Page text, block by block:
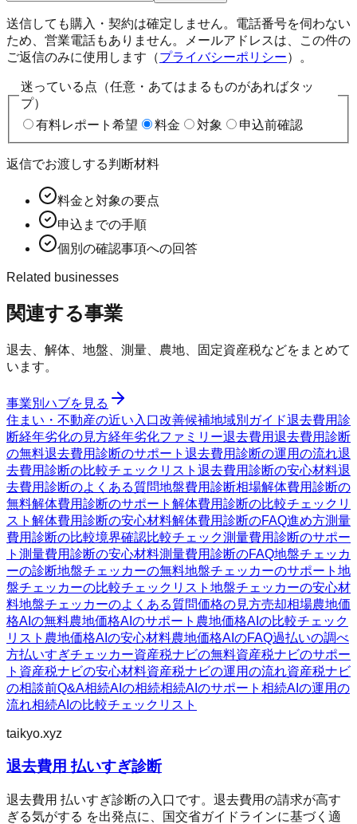
送信しても購入・契約は確定しません。電話番号を伺わない
ため、営業電話もありません。メールアドレスは、この件の
ご返信のみに使用します（プライバシーポリシー）。
迷っている点（任意・あてはまるものがあればタッ
プ）
有料レポート希望
料金 対象 申込前確認
返信でお渡しする判断材料
料金と対象の要点
申込までの手順
個別の確認事項への回答
Related businesses
関連する事業
退去、解体、地盤、測量、農地、固定資産税などをまとめて
います。
事業別ハブを見る
住まい・不動産の近い入口改善候補地域別ガイド退去費用診
断経年劣化の見方経年劣化ファミリー退去費用退去費用診断
の無料退去費用診断のサポート 退去費用診断の運用の流れ退
去費用診断の比較チェックリスト 退去費用診断の安心材料退
去費用診断のよくある質問地盤費用診断相場解体費用診断の
無料解体費用診断のサポート 解体費用診断の比較チェックリ
スト 解体費用診断の安心材料解体費用診断のFAQ進め方測量
費用診断の比較境界確認比較チェック測量費用診断のサポー
ト 測量費用診断の安心材料測量費用診断のFAQ地盤チェッカ
ーの診断地盤チェッカーの無料地盤チェッカーのサポート 地
盤チェッカーの比較チェックリスト 地盤チェッカーの安心材
料地盤チェッカーのよくある質問価格の見方売却相場農地価
格AIの無料農地価格AIのサポート 農地価格AIの比較チェック
リスト 農地価格AIの安心材料農地価格AIのFAQ過払いの調べ
方払いすぎチェッカー資産税ナビの無料資産税ナビのサポー
ト 資産税ナビの安心材料資産税ナビの運用の流れ資産税ナビ
の相談前Q&A相続AIの相続相続AIのサポート 相続AIの運用の
流れ相続AIの比較チェックリスト
taikyo.xyz
退去費用 払いすぎ診断
退去費用 払いすぎ診断の入口です。退去費用の請求が高す
ぎる気がする を出発点に、国交省ガイドラインに基づく適